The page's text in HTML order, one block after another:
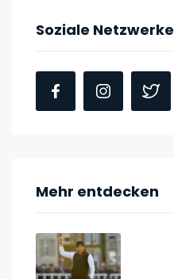
Soziale Netzwerke
Mehr entdecken